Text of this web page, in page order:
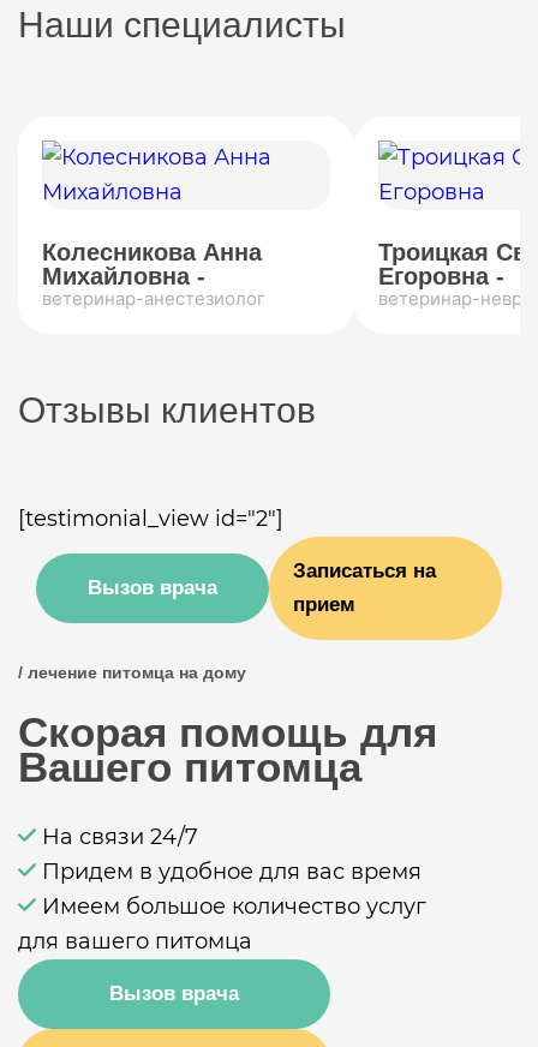
Наши специалисты
Колесникова Анна
Михайловна -
ветеринар-анестезиолог
Троицкая
Егоровна -
ветеринар-
Отзывы клиентов
[testimonial_view id="2"]
Вызов врача
Записаться на
прием
/ лечение питомца на дому
Скорая помощь для
Вашего питомца
На связи 24/7
Придем в удобное для вас время
Имеем большое количество услуг
для вашего питомца
Вызов врача